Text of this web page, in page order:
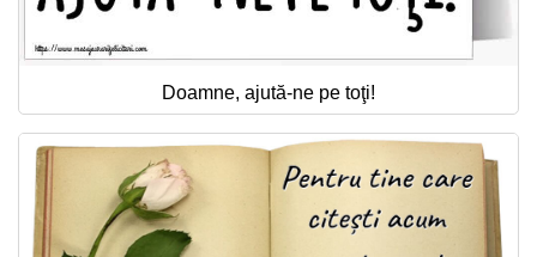
Doamne, ajută-ne pe toţi!